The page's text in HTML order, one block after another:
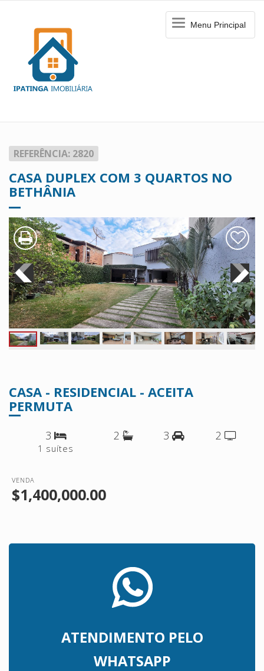
MenuMenu Principal
REFERÊNCIA: 2820
CASA DUPLEX COM 3 QUARTOS NO
BETHÂNIA
CASA - RESIDENCIAL - ACEITA
PERMUTA
3
1 suítes
2 3 2
VENDA
$1,400,000.00
ATENDIMENTO PELO
WHATSAPP